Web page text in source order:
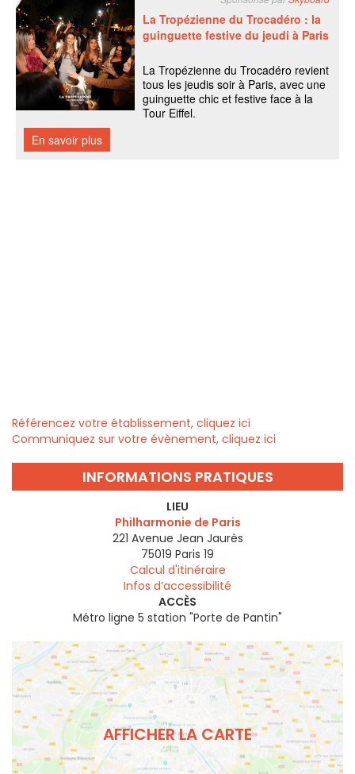
Référencez votre établissement, cliquez ici
Communiquez sur votre évènement, cliquez ici
INFORMATIONS PRATIQUES
LIEU
Philharmonie de Paris
221 Avenue Jean Jaurès
75019 Paris 19
Calcul d'itinéraire
Infos d’accessibilité
ACCÈS
Métro ligne 5 station "Porte de Pantin"
AFFICHER LA CARTE